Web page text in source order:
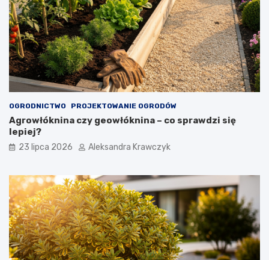
OGRODNICTWO PROJEKTOWANIE OGRODÓW
Agrowłóknina czy geowłóknina – co sprawdzi się
lepiej?
23 lipca 2026 Aleksandra Krawczyk